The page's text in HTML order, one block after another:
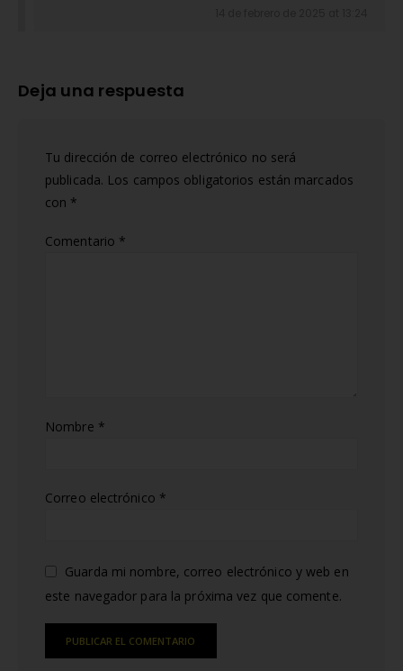
Deja una respuesta
Tu dirección de correo electrónico no será
publicada. Los campos obligatorios están marcados
con *
Comentario *
Nombre *
Correo electrónico *
Guarda mi nombre, correo electrónico y web en
este navegador para la próxima vez que comente.